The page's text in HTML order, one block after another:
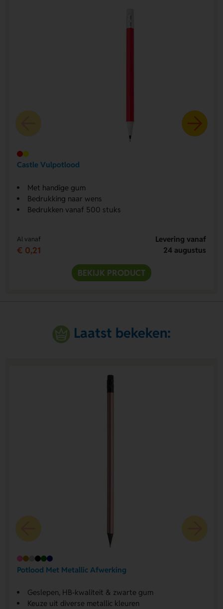
Castle Vulpotlood
Met handige gum
Bedrukking naar wens
Bedrukken vanaf 500 stuks
Al vanaf
€ 0,21
Levering vanaf
24 augustus
BEKIJK PRODUCT
Laatst bekeken:
Potlood Met Metallic Afwerking
Geslepen, HB-kwaliteit & zwarte gum
Keuze uit diverse metallic kleuren